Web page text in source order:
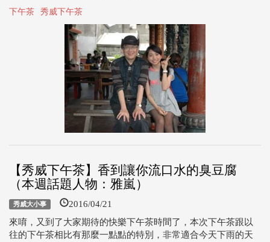
下午茶 秀威下午茶
【秀威下午茶】香到讓你流口水的臭豆腐
（本週話題人物：雅嵐）
秀威大小事 2016/04/21
來唷，又到了大家期待的快樂下午茶時間了，本次下午茶跟以
往的下午茶相比有那麼一點點的特別，非常適合今天下雨的天